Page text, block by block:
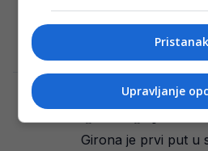
licenciranje klubova
BiH….
15/05/2024
Evo šta Girona
Girona je prvi put u
Pristanak
Upravljanje